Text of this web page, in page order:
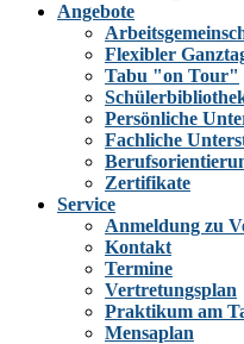
Angebote
Flexibler
Tabu "on Tour"
Persönliche
Fachliche
Zertifikate
Service
Anmeldung zu
Kontakt
Termine
Vertretungsplan
Praktikum am
Mensaplan